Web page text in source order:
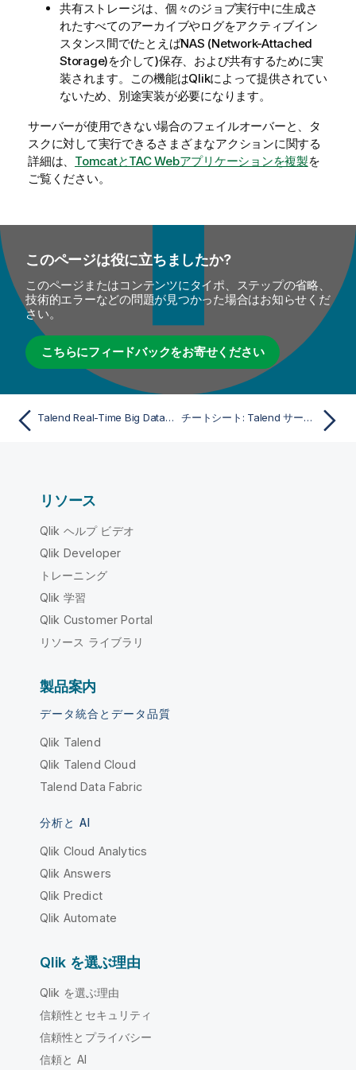
共有ストレージは、個々のジョブ実行中に生成さ
れたすべてのアーカイブやログをアクティブイン
スタンス間で(たとえばNAS (Network-Attached
Storage)を介して)保存、および共有するために実
装されます。この機能はQlikによって提供されてい
ないため、別途実装が必要になります。
サーバーが使用できない場合のフェイルオーバーと、タ
スクに対して実行できるさまざまなアクションに関する
詳細は、 TomcatとTAC Webアプリケーションを複製を
ご覧ください。
このページは役に立ちましたか?
このページまたはコンテンツにタイポ、ステップの省略、
技術的エラーなどの問題が見つかった場合はお知らせくだ
さい。
こちらにフィードバックをお寄せください
Talend Real-Time Big Data Platformのアーキテクチャー チートシート: Talend サーバーモジュールのコマンドを開始および停止
リソース
Qlik ヘルプ ビデオ
Qlik Developer
トレーニング
Qlik 学習
Qlik Customer Portal
リソース ライブラリ
製品案内
データ統合とデータ品質
Qlik Talend
Qlik Talend Cloud
Talend Data Fabric
分析と AI
Qlik Cloud Analytics
Qlik Answers
Qlik Predict
Qlik Automate
Qlik を選ぶ理由
Qlik を選ぶ理由
信頼性とセキュリティ
信頼性とプライバシー
信頼と AI